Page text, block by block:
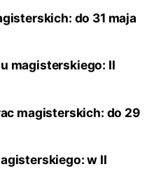
do 31 maja
magisterskiego: II
magisterskich: do 29
w II